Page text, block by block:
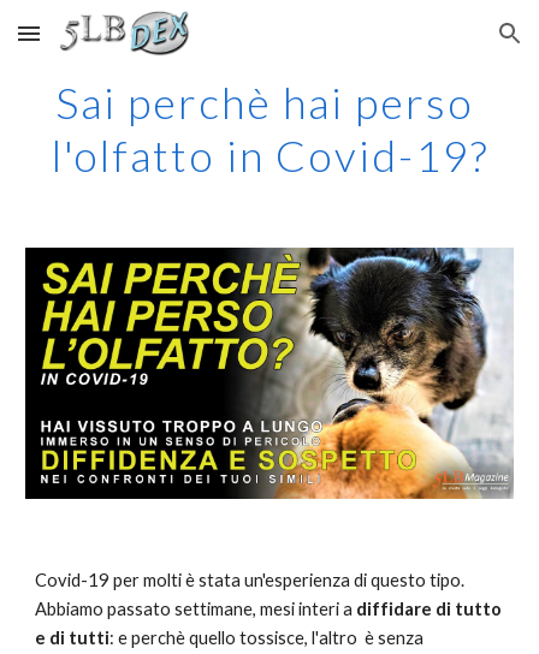
Skip to main content Skip to navigation
Sai perchè hai perso
l'olfatto in Covid-19?
Covid-19 per molti è stata un'esperienza di questo tipo.
Abbiamo passato settimane, mesi interi a diffidare di tutto
e di tutti: e perchè quello tossisce, l'altro  è senza